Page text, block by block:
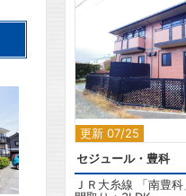
更新 07/25
2
セジュール・豊科
ＪＲ大糸線 「南豊科